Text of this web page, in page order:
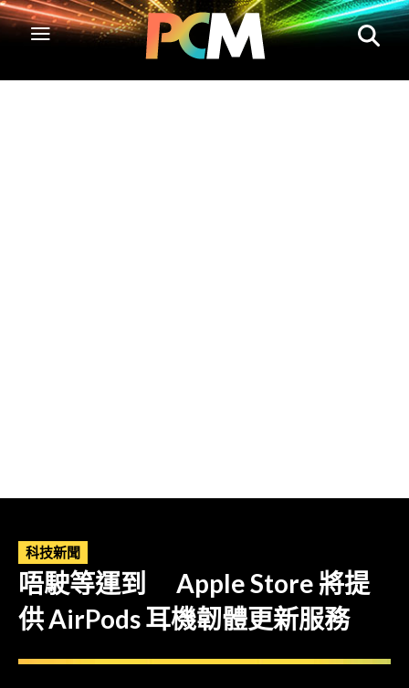
科技新聞
唔駛等運到 Apple Store 將提
供 AirPods 耳機韌體更新服務